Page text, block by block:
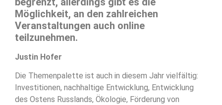
Möglichkeit, an den zahlreichen
Veranstaltungen auch online
teilzunehmen.
Justin Hofer
Die Themenpalette ist auch in diesem Jahr vielfältig:
Investitionen, nachhaltige Entwicklung, Entwicklung
des Ostens Russlands, Ökologie, Förderung von